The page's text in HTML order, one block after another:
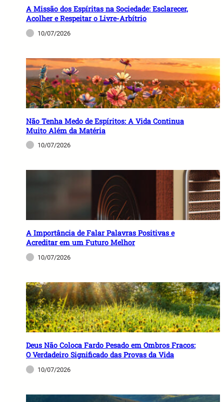
A Missão dos Espíritas na Sociedade: Esclarecer,
Acolher e Respeitar o Livre-Arbítrio
10/07/2026
Não Tenha Medo de Espíritos: A Vida Continua
Muito Além da Matéria
10/07/2026
A Importância de Falar Palavras Positivas e
Acreditar em um Futuro Melhor
10/07/2026
Deus Não Coloca Fardo Pesado em Ombros Fracos:
O Verdadeiro Significado das Provas da Vida
10/07/2026